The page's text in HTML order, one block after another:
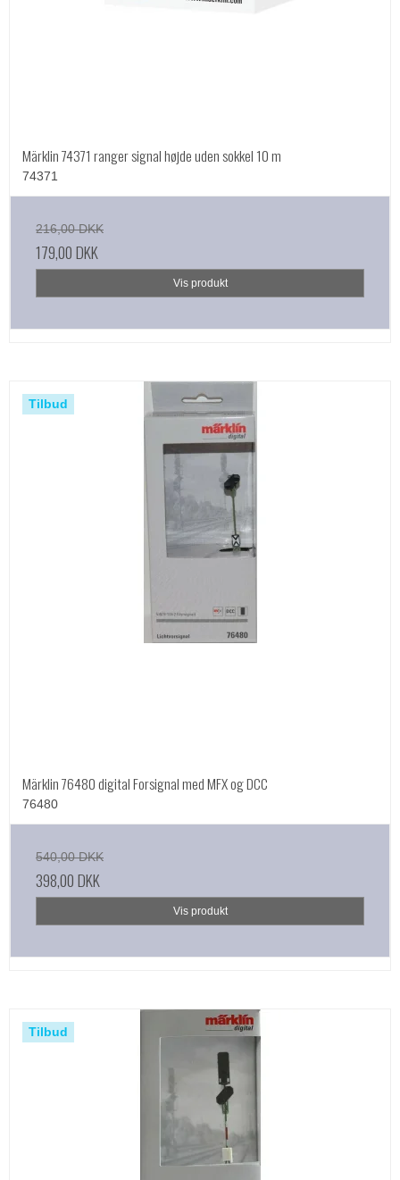
Märklin 74371 ranger signal højde uden sokkel 10 m
74371
216,00 DKK
179,00 DKK
Vis produkt
Tilbud
Märklin 76480 digital Forsignal med MFX og DCC
76480
540,00 DKK
398,00 DKK
Vis produkt
Tilbud